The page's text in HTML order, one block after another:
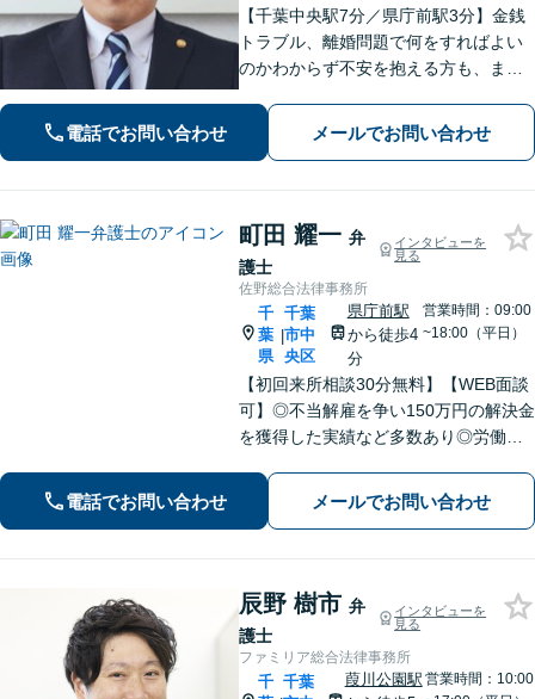
【千葉中央駅7分／県庁前駅3分】金銭
トラブル、離婚問題で何をすればよい
のかわからず不安を抱える方も、まず
故：軽微に見えるケガでも、裁判基準
で算定すれば賠償額が大幅に増額され
電話でお問い合わせ メールでお問い合わせ
町田 耀一 弁
護士
インタビューを
見る
佐野総合法律事務所
千
葉
県
|
千葉
市中
央区
県庁前駅
から徒歩4
分
営業時間：09:00
~18:00（平日）
【初回来所相談30分無料】【WEB面談
可】◎不当解雇を争い150万円の解決金
を獲得した実績など多数あり◎労働、
件1件、真摯に向き合うことを大切に、
丁寧なリーガルサービスを提供。ぜひ
電話でお問い合わせ メールでお問い合わせ
辰野 樹市 弁
護士
インタビューを
見る
ファミリア総合法律事務所
千 千葉
葭川公園駅 営業時間：10:00